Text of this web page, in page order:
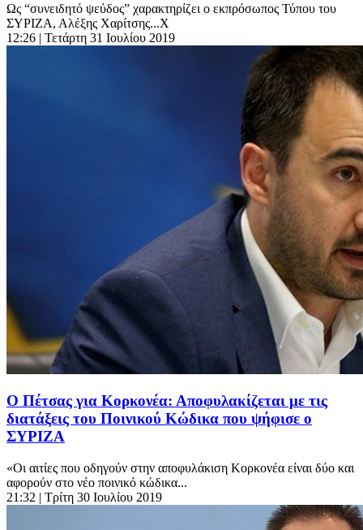
Ως “συνειδητό ψεύδος” χαρακτηρίζει ο εκπρόσωπος Τύπου του
ΣΥΡΙΖΑ, Αλέξης Χαρίτσης...Χ
12:26 | Τετάρτη 31 Ιουλίου 2019
Ο Πέτσας για Κορκονέα: Αποφυλακίζεται με τις
διατάξεις του Ποινικού Κώδικα που ψήφισε ο
ΣΥΡΙΖΑ
«Οι αιτίες που οδηγούν στην αποφυλάκιση Κορκονέα είναι δύο και
αφορούν στο νέο ποινικό κώδικα...
21:32 | Τρίτη 30 Ιουλίου 2019